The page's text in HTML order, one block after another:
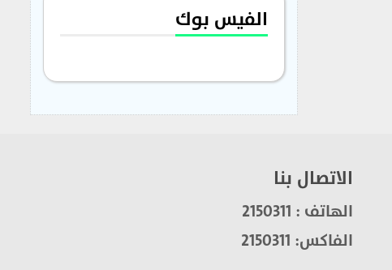
الفيس بوك
الاتصال بنا
الهاتف : 2150311
الفاكس: 2150311